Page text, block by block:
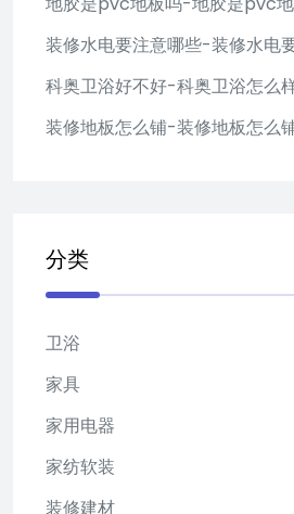
装修水电要注意哪些-装修水电
科奥卫浴好不好-科奥卫浴怎么
装修地板怎么铺-装修地板怎么
分类
卫浴
家具
家用电器
家纺软装
装修建材